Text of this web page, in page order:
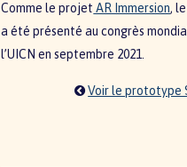
Comme le projet AR Immersion,
a été présenté au congrès
l’UICN en septembre 2021.
Voir le prototype